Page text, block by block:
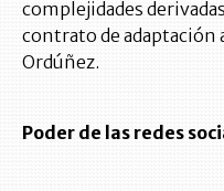
complejidades
contrato de adaptación
Ordúñez.
Poder de las redes